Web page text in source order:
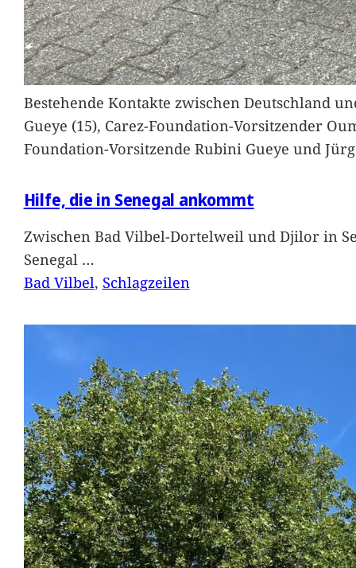
Bestehende Kontakte zwischen Deutschland
Gueye (15), Carez-Foundation-Vorsitzender
Foundation-Vorsitzende Rubini Gueye und
Hilfe, die in Senegal ankommt
Zwischen Bad Vilbel-Dortelweil und Djilor in
Senegal …
Bad Vilbel, Schlagzeilen